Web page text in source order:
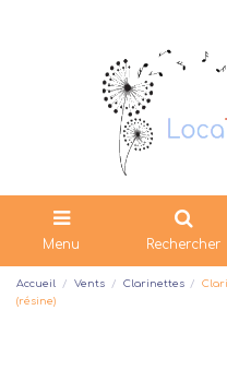
Menu Rechercher
Accueil Vents Clarinettes
(résine)